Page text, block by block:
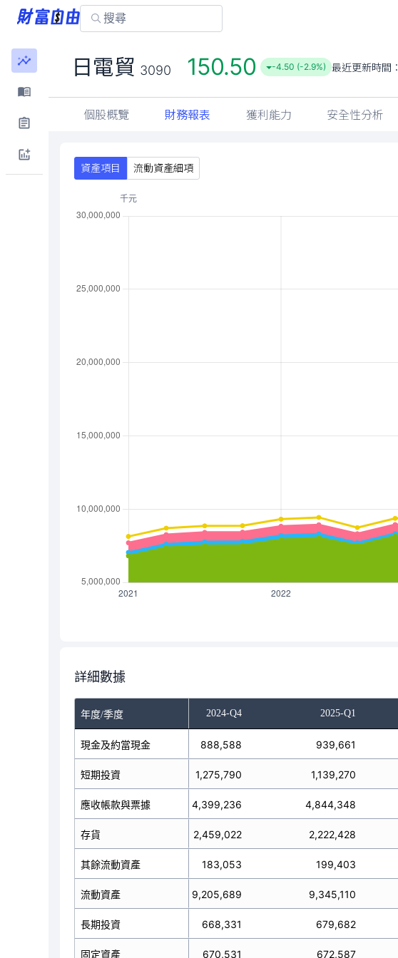
日電貿 3090 150.50 -4.50 (-2.9%) 最近更新時間：
個股概覽 財務報表 獲利能力 安全性分析
資產項目 流動資產細項
詳細數據
年度/季度
2024-Q3 2024-Q4 2025-Q1
現金及約當現金
短期投資
應收帳款與票據
存貨
其餘流動資產
流動資產
長期投資
固定資產
1,438,066 888,588 939,661
666,068 1,275,790 1,139,270
4,169,994 4,399,236 4,844,348
2,125,356 2,459,022 2,222,428
137,815 183,053 199,403
8,537,299 9,205,689 9,345,110
636,532 668,331 679,682
673,252 670,531 672,587